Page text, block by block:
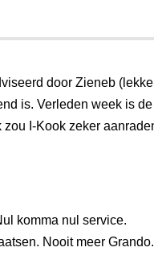
door Zieneb
is. Verleden week is de
I-Kook zeker
komma nul service.
Nooit meer Grando.